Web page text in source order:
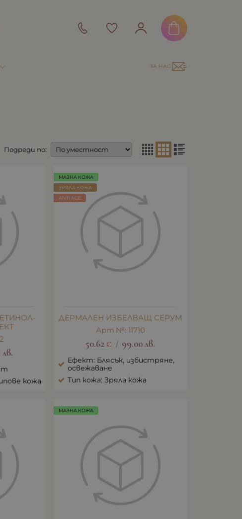
ЗА НАС
Подреди по:
лв.
кожа
ДЕРМАЛЕН ИЗБЕЛВАЩ СЕРУМ
Арт.№: 11710
50.62 € / 99.00 лв.
Ефект: Блясък, избистряне,
освежаване
Тип кожа: Зряла кожа
МАЗНА КОЖА
ЗРЯЛА КОЖА
ANTI AGE
МАЗНА КОЖА